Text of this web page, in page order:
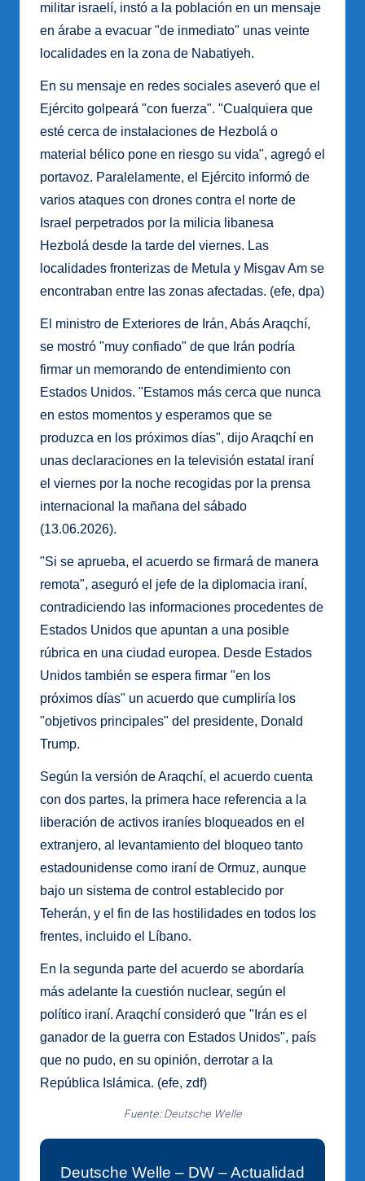
militar israelí, instó a la población en un mensaje
en árabe a evacuar "de inmediato" unas veinte
localidades en la zona de Nabatiyeh.
En su mensaje en redes sociales aseveró que el
Ejército golpeará "con fuerza". "Cualquiera que
esté cerca de instalaciones de Hezbolá o
material bélico pone en riesgo su vida", agregó el
portavoz. Paralelamente, el Ejército informó de
varios ataques con drones contra el norte de
Israel perpetrados por la milicia libanesa
Hezbolá desde la tarde del viernes. Las
localidades fronterizas de Metula y Misgav Am se
encontraban entre las zonas afectadas. (efe, dpa)
El ministro de Exteriores de Irán, Abás Araqchí,
se mostró "muy confiado" de que Irán podría
firmar un memorando de entendimiento con
Estados Unidos. "Estamos más cerca que nunca
en estos momentos y esperamos que se
produzca en los próximos días", dijo Araqchí en
unas declaraciones en la televisión estatal iraní
el viernes por la noche recogidas por la prensa
internacional la mañana del sábado
(13.06.2026).
"Si se aprueba, el acuerdo se firmará de manera
remota", aseguró el jefe de la diplomacia iraní,
contradiciendo las informaciones procedentes de
Estados Unidos que apuntan a una posible
rúbrica en una ciudad europea. Desde Estados
Unidos también se espera firmar "en los
próximos días" un acuerdo que cumpliría los
"objetivos principales" del presidente, Donald
Trump.
Según la versión de Araqchí, el acuerdo cuenta
con dos partes, la primera hace referencia a la
liberación de activos iraníes bloqueados en el
extranjero, al levantamiento del bloqueo tanto
estadounidense como iraní de Ormuz, aunque
bajo un sistema de control establecido por
Teherán, y el fin de las hostilidades en todos los
frentes, incluido el Líbano.
En la segunda parte del acuerdo se abordaría
más adelante la cuestión nuclear, según el
político iraní. Araqchí consideró que "Irán es el
ganador de la guerra con Estados Unidos", país
que no pudo, en su opinión, derrotar a la
República Islámica. (efe, zdf)
Fuente:Deutsche Welle
Deutsche Welle – DW – Actualidad